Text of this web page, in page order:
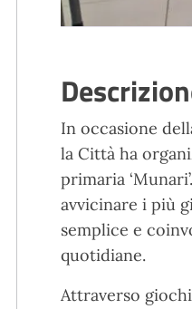
In occasione
la Città ha
primaria
avvicinare i più
semplice e
quotidiane.
Attraverso